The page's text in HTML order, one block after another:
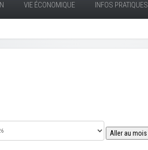
VIE ÉCONOMIQUE INFOS PRATIQUES
Aller au mois